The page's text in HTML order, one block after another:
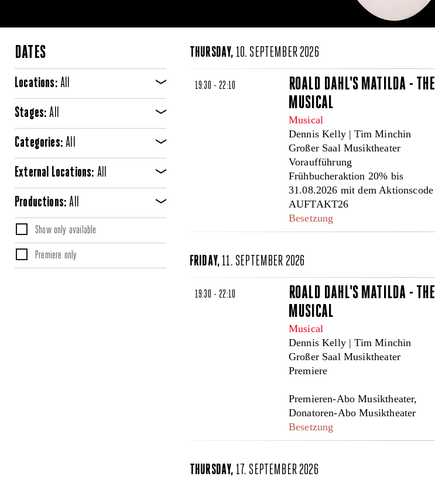
DATES
Locations: All
Stages:All
Categories:All
External Locations: All
Productions:All
Show only available
Premiere only
THURSDAY, 10. SEPTEMBER 2026
19:30 - 22:10
ROALD DAHL'S MATILDA - THE
MUSICAL
Musical
Dennis Kelly | Tim Minchin
Großer Saal Musiktheater
Voraufführung
Frühbucheraktion 20% bis
31.08.2026 mit dem Aktionscode
AUFTAKT26
Besetzung
FRIDAY, 11. SEPTEMBER 2026
19:30 - 22:10
ROALD DAHL'S MATILDA - THE
MUSICAL
Musical
Dennis Kelly | Tim Minchin
Großer Saal Musiktheater
Premiere
Premieren-Abo Musiktheater,
Donatoren-Abo Musiktheater
Besetzung
THURSDAY, 17. SEPTEMBER 2026